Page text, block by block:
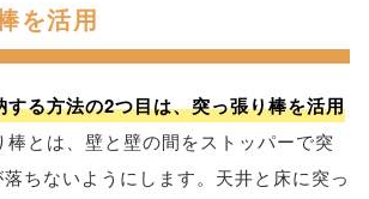
を活用
する方法の2つ目は、突っ張り棒を活用
棒とは、壁と壁の間をストッパーで突
ちないようにします。天井と床に突っ